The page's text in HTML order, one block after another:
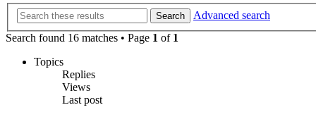
Search
Advanced search
Search found 16 matches • Page 1 of 1
Topics
Replies
Views
Last post